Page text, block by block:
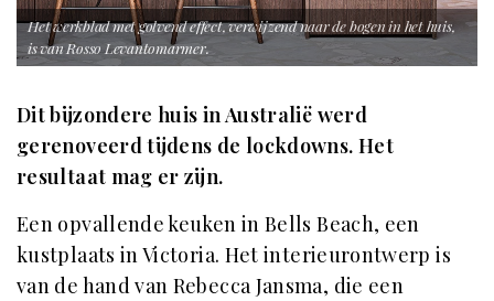
Het werkblad met golvend effect, verwijzend naar de bogen in het huis,
is van Rosso Levantomarmer.
Dit bijzondere huis in Australië werd
gerenoveerd tijdens de lockdowns. Het
resultaat mag er zijn.
Een opvallende keuken in Bells Beach, een
kustplaats in Victoria. Het interieurontwerp is
van de hand van Rebecca Jansma, die een